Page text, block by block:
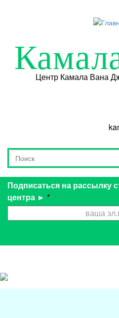
Центр Камала Вана
Форма поиска
Подписаться на рассылку
центра ► *